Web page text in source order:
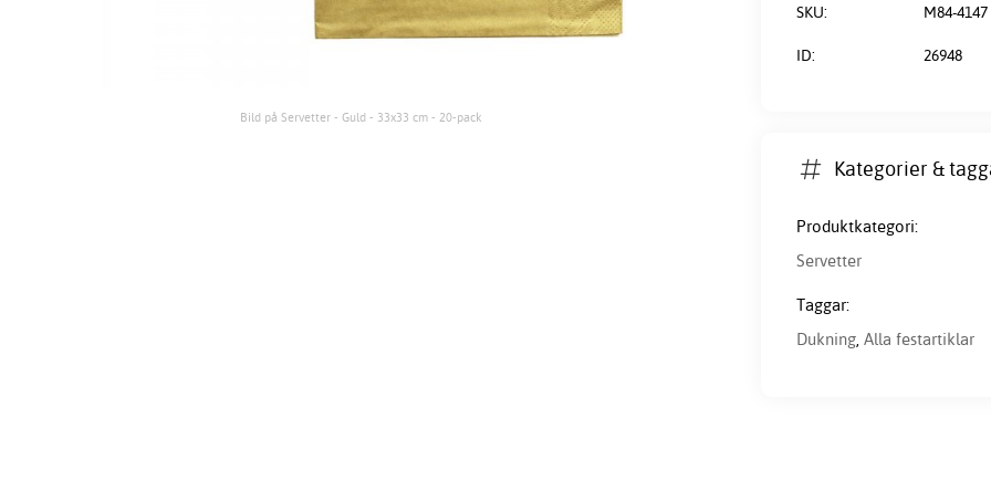
Bild på Servetter - Guld - 33x33 cm - 20-pack
SKU: M84-4147
ID: 26948
Kategorier &
Produktkategori:
Servetter
Taggar:
Dukning, Alla festartiklar